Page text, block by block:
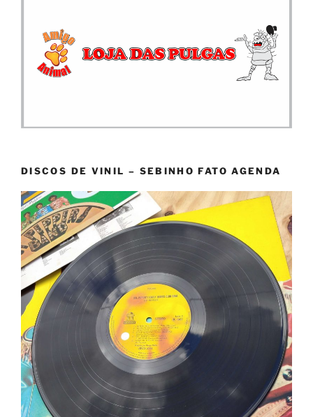
DISCOS DE VINIL – SEBINHO FATO AGENDA